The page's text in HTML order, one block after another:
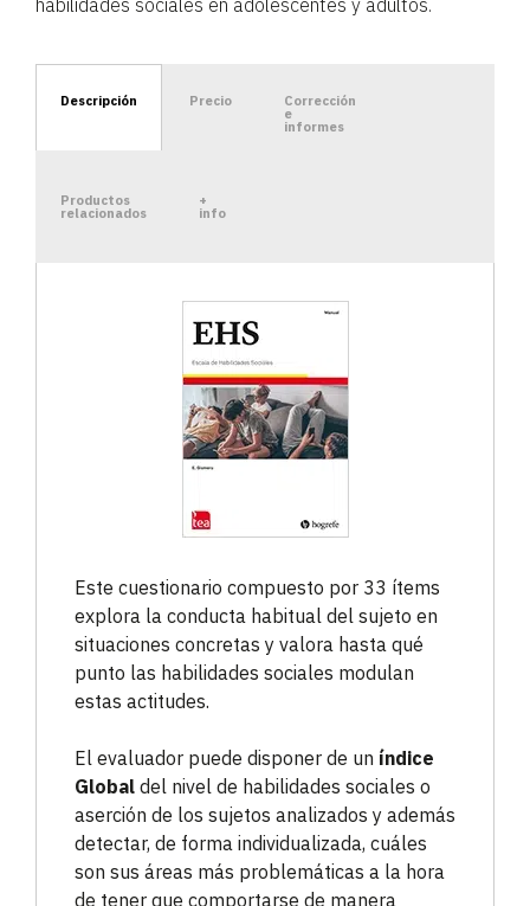
habilidades sociales en adolescentes y adultos.
Descripción Precio Corrección
e
informes
Productos
relacionados
+
info
Este cuestionario compuesto por 33 ítems
explora la conducta habitual del sujeto en
situaciones concretas y valora hasta qué
punto las habilidades sociales modulan
estas actitudes.
El evaluador puede disponer de un índice
Global del nivel de habilidades sociales o
aserción de los sujetos analizados y además
detectar, de forma individualizada, cuáles
son sus áreas más problemáticas a la hora
de tener que comportarse de manera